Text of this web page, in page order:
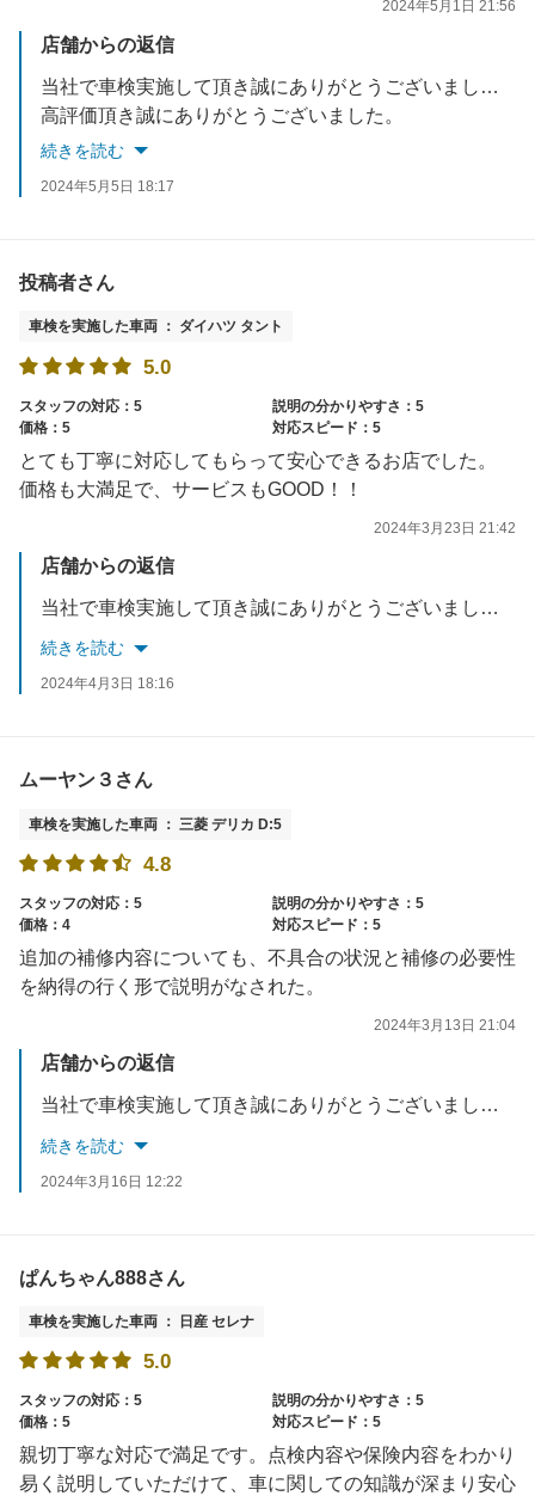
2024年5月1日 21:56
店舗からの返信
当社で車検実施して頂き誠にありがとうございました。
高評価頂き誠にありがとうございました。
お困りな事があれば全力でサポート致します。
続きを読む
2024年5月5日 18:17
投稿者さん
車検を実施した車両 ： ダイハツ タント
5.0
スタッフの対応：5
説明の分かりやすさ：5
価格：5
対応スピード：5
とても丁寧に対応してもらって安心できるお店でした。
価格も大満足で、サービスもGOOD！！
2024年3月23日 21:42
店舗からの返信
当社で車検実施して頂き誠にありがとうございました。今後も、お客様のご要望に応えれるようスタッフ一同お待ちしております☆
続きを読む
2024年4月3日 18:16
ムーヤン３さん
車検を実施した車両 ： 三菱 デリカ D:5
4.8
スタッフの対応：5
説明の分かりやすさ：5
価格：4
対応スピード：5
追加の補修内容についても、不具合の状況と補修の必要性
を納得の行く形で説明がなされた。
2024年3月13日 21:04
店舗からの返信
当社で車検実施して頂き誠にありがとうございました。今後も、お客様のご要望に応えれるようスタッフ一同お待ちしております☆
続きを読む
2024年3月16日 12:22
ぱんちゃん888さん
車検を実施した車両 ： 日産 セレナ
5.0
スタッフの対応：5
説明の分かりやすさ：5
価格：5
対応スピード：5
親切丁寧な対応で満足です。点検内容や保険内容をわかり
易く説明していただけて、車に関しての知識が深まり安心